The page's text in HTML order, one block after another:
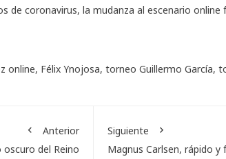
de coronavirus, la mudanza al escenario online
online, Félix Ynojosa, torneo Guillermo García,
Anterior
oscuro del Reino
Siguiente
Magnus Carlsen, rápido